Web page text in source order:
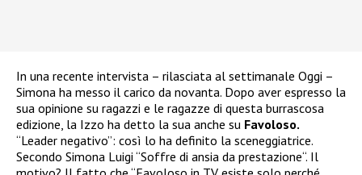
In una recente intervista – rilasciata al settimanale Oggi –
Simona ha messo il carico da novanta. Dopo aver espresso la
sua opinione su ragazzi e le ragazze di questa burrascosa
edizione, la Izzo ha detto la sua anche su Favoloso.
“Leader negativo”: così lo ha definito la sceneggiatrice.
Secondo Simona Luigi “Soffre di ansia da prestazione“. Il